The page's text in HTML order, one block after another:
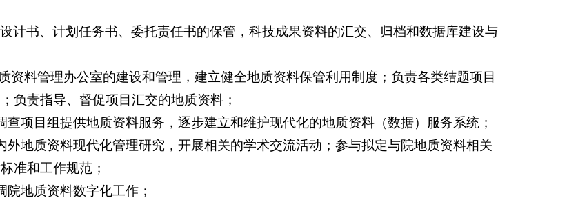
计书、计划任务书、委托责任书的保管，科技成果资料的汇交、归档和数据库建设与
资料管理办公室的建设和管理，建立健全地质资料保管利用制度；负责各类结题项目
负责指导、督促项目汇交的地质资料；
查项目组提供地质资料服务，逐步建立和维护现代化的地质资料（数据）服务系统；
外地质资料现代化管理研究，开展相关的学术交流活动；参与拟定与院地质资料相关
准和工作规范；
院地质资料数字化工作；